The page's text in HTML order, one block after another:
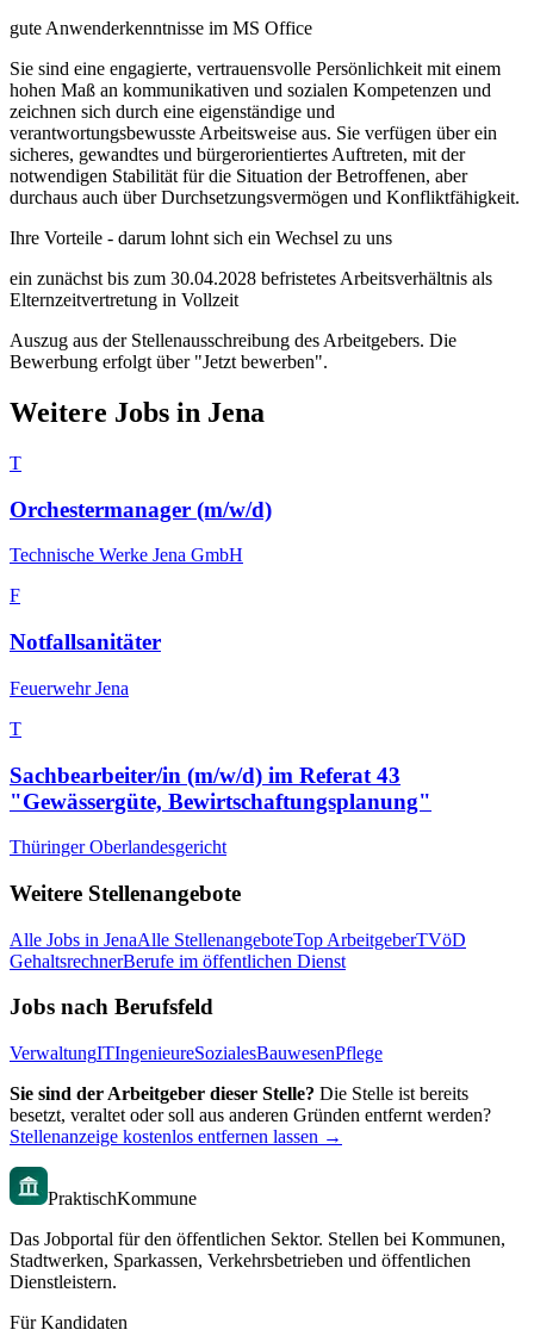
gute Anwenderkenntnisse im MS Office
Sie sind eine engagierte, vertrauensvolle Persönlichkeit mit einem
hohen Maß an kommunikativen und sozialen Kompetenzen und
zeichnen sich durch eine eigenständige und
verantwortungsbewusste Arbeitsweise aus. Sie verfügen über ein
sicheres, gewandtes und bürgerorientiertes Auftreten, mit der
notwendigen Stabilität für die Situation der Betroffenen, aber
durchaus auch über Durchsetzungsvermögen und Konfliktfähigkeit.
Ihre Vorteile - darum lohnt sich ein Wechsel zu uns
ein zunächst bis zum 30.04.2028 befristetes Arbeitsverhältnis als
Elternzeitvertretung in Vollzeit
Auszug aus der Stellenausschreibung des Arbeitgebers. Die
Bewerbung erfolgt über "Jetzt bewerben".
Weitere Jobs in Jena
T
Orchestermanager (m/w/d)
Technische Werke Jena GmbH
F
Notfallsanitäter
Feuerwehr Jena
T
Sachbearbeiter/in (m/w/d) im Referat 43
"Gewässergüte, Bewirtschaftungsplanung"
Thüringer Oberlandesgericht
Weitere Stellenangebote
Alle Jobs in JenaAlle StellenangeboteTop ArbeitgeberTVöD
GehaltsrechnerBerufe im öffentlichen Dienst
Jobs nach Berufsfeld
VerwaltungITIngenieureSozialesBauwesenPflege
Sie sind der Arbeitgeber dieser Stelle? Die Stelle ist bereits
besetzt, veraltet oder soll aus anderen Gründen entfernt werden?
Stellenanzeige kostenlos entfernen lassen →
PraktischKommune
Das Jobportal für den öffentlichen Sektor. Stellen bei Kommunen,
Stadtwerken, Sparkassen, Verkehrsbetrieben und öffentlichen
Dienstleistern.
Für Kandidaten